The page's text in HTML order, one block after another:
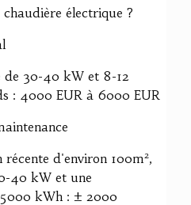
électrique ?
de 30-40 kW et 8-12
: 4000 EUR à 6000 EUR
d'environ 100m²,
40 kW et une
kWh : ± 2000